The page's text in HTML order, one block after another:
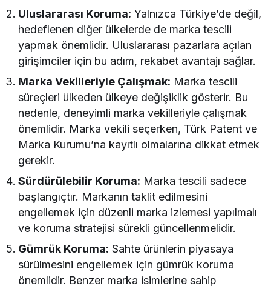
Uluslararası Koruma: Yalnızca Türkiye’de değil,
hedeflenen diğer ülkelerde de marka tescili
yapmak önemlidir. Uluslararası pazarlara açılan
girişimciler için bu adım, rekabet avantajı sağlar.
Marka Vekilleriyle Çalışmak: Marka tescili
süreçleri ülkeden ülkeye değişiklik gösterir. Bu
nedenle, deneyimli marka vekilleriyle çalışmak
önemlidir. Marka vekili seçerken, Türk Patent ve
Marka Kurumu’na kayıtlı olmalarına dikkat etmek
gerekir.
Sürdürülebilir Koruma: Marka tescili sadece
başlangıçtır. Markanın taklit edilmesini
engellemek için düzenli marka izlemesi yapılmalı
ve koruma stratejisi sürekli güncellenmelidir.
Gümrük Koruma: Sahte ürünlerin piyasaya
sürülmesini engellemek için gümrük koruma
önemlidir. Benzer marka isimlerine sahip